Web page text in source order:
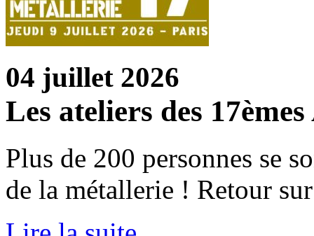
04 juillet 2026
Les ateliers des
Plus de 200 personnes se
de la métallerie ! Retour